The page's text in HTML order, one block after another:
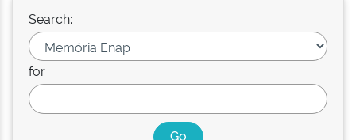
Search:
for